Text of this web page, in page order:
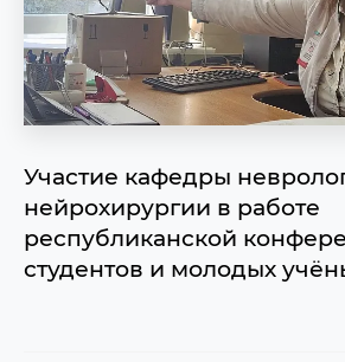
Участие кафедры
нейрохирургии в работе
республиканской
студентов и молодых